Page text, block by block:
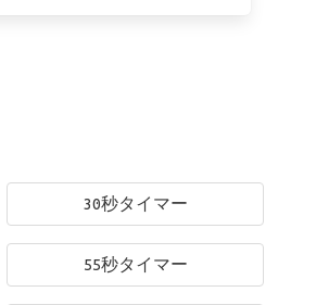
30秒タイマー
55秒タイマー